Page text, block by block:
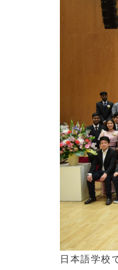
日本語学校